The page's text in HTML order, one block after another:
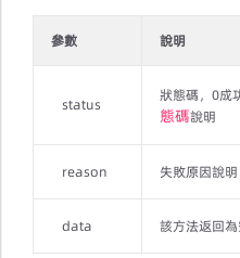
參數 說明
status
狀態碼，0成
態碼說明
reason 失敗原因說明
data 該方法返回為